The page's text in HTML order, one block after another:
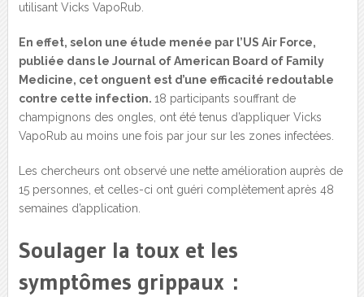
utilisant Vicks VapoRub.
En effet, selon une étude menée par l’US Air Force,
publiée dans le Journal of American Board of Family
Medicine, cet onguent est d’une efficacité redoutable
contre cette infection. 18 participants souffrant de
champignons des ongles, ont été tenus d’appliquer Vicks
VapoRub au moins une fois par jour sur les zones infectées.
Les chercheurs ont observé une nette amélioration auprès de
15 personnes, et celles-ci ont guéri complètement après 48
semaines d’application.
Soulager la toux et les
symptômes grippaux :